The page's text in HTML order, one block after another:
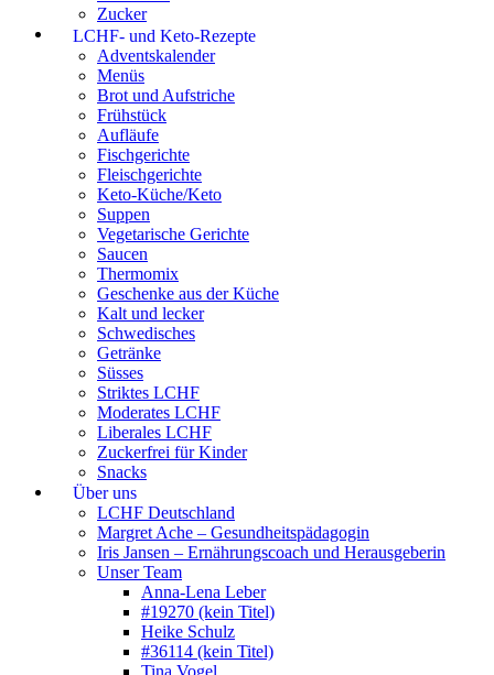
Zucker
LCHF- und Keto-Rezepte
Adventskalender
Menüs
Brot und Aufstriche
Frühstück
Aufläufe
Fischgerichte
Fleischgerichte
Keto-Küche/Keto
Suppen
Vegetarische Gerichte
Saucen
Thermomix
Geschenke aus der Küche
Kalt und lecker
Schwedisches
Getränke
Süsses
Striktes LCHF
Moderates LCHF
Liberales LCHF
Zuckerfrei für Kinder
Snacks
Über uns
LCHF Deutschland
Margret Ache – Gesundheitspädagogin
Iris Jansen – Ernährungscoach und Herausgeberin
Unser Team
Anna-Lena Leber
#19270 (kein Titel)
Heike Schulz
#36114 (kein Titel)
Tina Vogel